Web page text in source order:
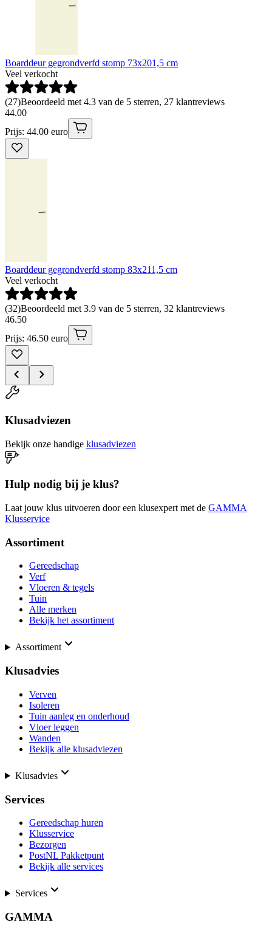
Boarddeur gegrondverfd stomp 73x201,5 cm
Veel verkocht
(27)Beoordeeld met 4.3 van de 5 sterren, 27 klantreviews
44.00
Prijs: 44.00 euro
Boarddeur gegrondverfd stomp 83x211,5 cm
Veel verkocht
(32)Beoordeeld met 3.9 van de 5 sterren, 32 klantreviews
46.50
Prijs: 46.50 euro
Klusadviezen
Bekijk onze handige klusadviezen
Hulp nodig bij je klus?
Laat jouw klus uitvoeren door een klusexpert met de GAMMA
Klusservice
Assortiment
Gereedschap
Verf
Vloeren & tegels
Tuin
Alle merken
Bekijk het assortiment
Assortiment
Klusadvies
Verven
Isoleren
Tuin aanleg en onderhoud
Vloer leggen
Wanden
Bekijk alle klusadviezen
Klusadvies
Services
Gereedschap huren
Klusservice
Bezorgen
PostNL Pakketpunt
Bekijk alle services
Services
GAMMA